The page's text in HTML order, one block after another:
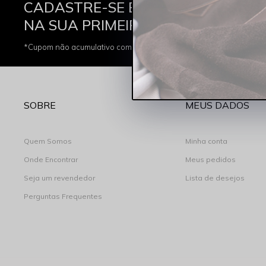
CADASTRE-SE E GANHE 10% OFF
NA SUA PRIMEIRA COMPRA
*Cupom não acumulativo com outras promoções e descontos
SOBRE
Quem Somos
Onde Encontrar
Seja um revendedor
Perguntas Frequentes
MEUS DADOS
Minha conta
Meus pedidos
Lista de desejos